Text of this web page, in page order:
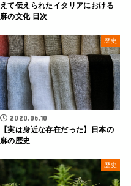
えて伝えられたイタリアにおける
麻の文化 目次
歴史
2020.06.10
【実は身近な存在だった】日本の
麻の歴史
歴史